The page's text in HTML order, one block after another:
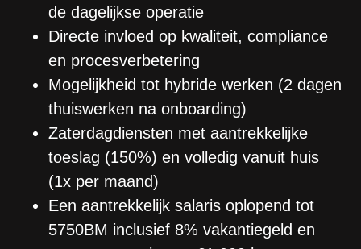
de dagelijkse operatie
Directe invloed op kwaliteit, compliance
en procesverbetering
Mogelijkheid tot hybride werken (2 dagen
thuiswerken na onboarding)
Zaterdagdiensten met aantrekkelijke
toeslag (150%) en volledig vanuit huis
(1x per maand)
Een aantrekkelijk salaris oplopend tot
5750BM inclusief 8% vakantiegeld en